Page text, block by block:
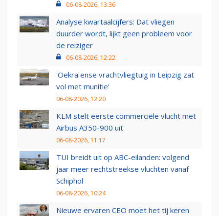
06-08-2026, 13:36
Analyse kwartaalcijfers: Dat vliegen
duurder wordt, lijkt geen probleem voor
de reiziger
06-08-2026, 12:22
'Oekraïense vrachtvliegtuig in Leipzig zat
vol met munitie'
06-08-2026, 12:20
KLM stelt eerste commerciële vlucht met
Airbus A350-900 uit
06-08-2026, 11:17
TUI breidt uit op ABC-eilanden: volgend
jaar meer rechtstreekse vluchten vanaf
Schiphol
06-08-2026, 10:24
Nieuwe ervaren CEO moet het tij keren